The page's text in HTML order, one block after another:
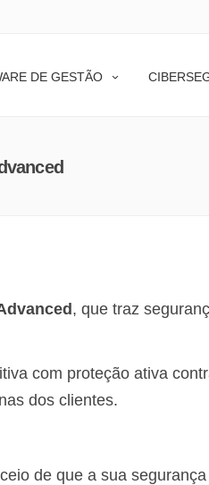
DE GESTÃO
, que traz
com proteção ativa
dos clientes.
de que a sua